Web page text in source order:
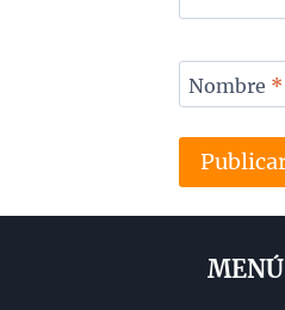
Nombre *
MENÚ